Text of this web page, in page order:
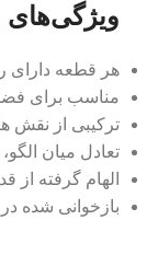
ویژگی‌های
هر قطعه
مناسب برای
ترکیبی از
تعادل میان
الهام گرفته
بازخوانی شده